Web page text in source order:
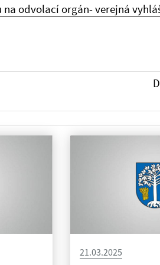
odvolací orgán- verejná
21.03.2025